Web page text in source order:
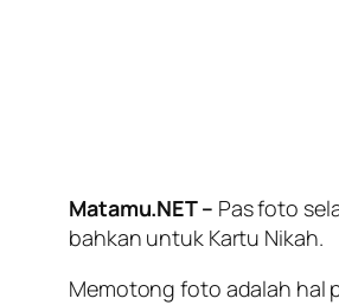
Matamu.NET – Pas foto
bahkan untuk Kartu Nikah.
Memotong foto adalah hal